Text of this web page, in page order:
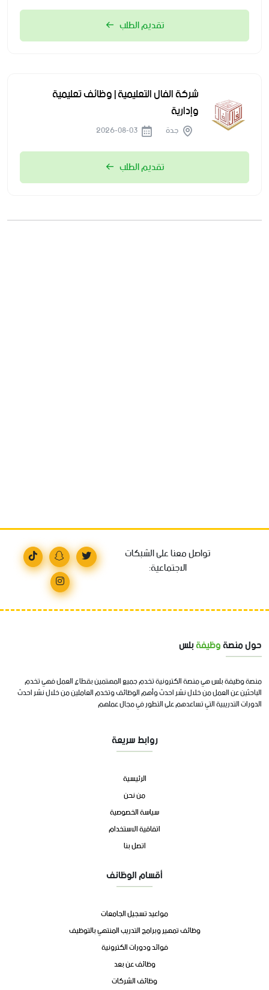
تقديم الطلب
شركة الفال التعليمية | وظائف تعليمية
وإدارية
جدة
تقديم الطلب
تواصل معنا على الشبكات
الاجتماعية:
حول منصةوظيفةبلس
منصة وظيفة بلس هي منصة الكترونية تخدم جميع المهتمين بقطاع العمل فهي تخدم
الباحثين عن العمل من خلال نشر احدث وأهم الوظائف وتخدم العاملين من خلال نشر احدث
الدورات التدريبية التي تساعدهم على التطور في مجال عملهم
روابط سريعة
الرئيسية
من نحن
سياسة الخصوصية
اتفاقية الاستخدام
اتصل بنا
أقسام الوظائف
مواعيد تسجيل الجامعات
وظائف تمهير وبرامج التدريب المنتهي بالتوظيف
فوائد ودورات الكترونية
وظائف عن بعد
وظائف الشركات